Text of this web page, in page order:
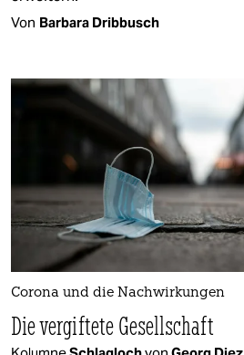
Von Barbara Dribbusch
Corona und die Nachwirkungen
Die vergiftete Gesellschaft